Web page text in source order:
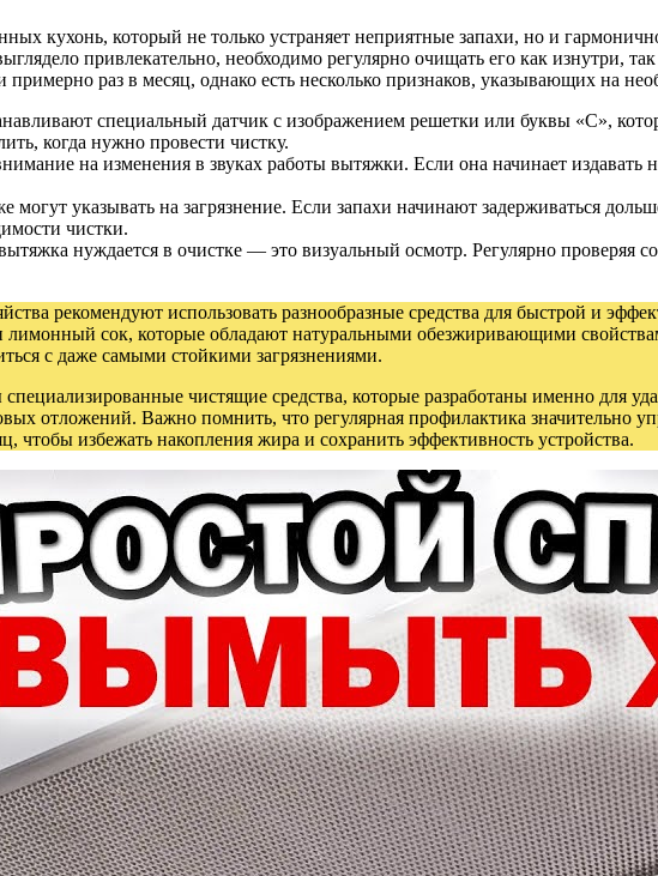
кухонь, который не только устраняет неприятные запахи, но и
привлекательно, необходимо регулярно очищать его как изнутри,
раз в месяц, однако есть несколько признаков, указывающих на
специальный датчик с изображением решетки или буквы «С»,
когда нужно провести чистку.
на изменения в звуках работы вытяжки. Если она начинает
могут указывать на загрязнение. Если запахи начинают задерживаться
чистки.
нуждается в очистке — это визуальный осмотр. Регулярно проверяя
рекомендуют использовать разнообразные средства для быстрой и
лимонный сок, которые обладают натуральными обезжиривающими
с даже самыми стойкими загрязнениями.
чистящие средства, которые разработаны именно для
отложений. Важно помнить, что регулярная профилактика значительно
чтобы избежать накопления жира и сохранить эффективность устройства.